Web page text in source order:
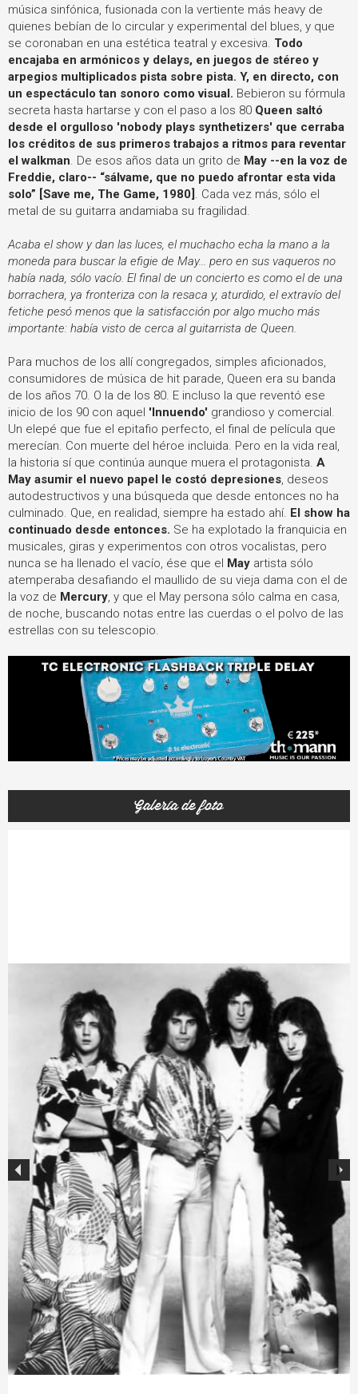
música sinfónica, fusionada con la vertiente más heavy de
quienes bebían de lo circular y experimental del blues, y que
se coronaban en una estética teatral y excesiva. Todo
encajaba en armónicos y delays, en juegos de stéreo y
arpegios multiplicados pista sobre pista. Y, en directo, con
un espectáculo tan sonoro como visual. Bebieron su fórmula
secreta hasta hartarse y con el paso a los 80 Queen saltó
desde el orgulloso 'nobody plays synthetizers' que cerraba
los créditos de sus primeros trabajos a ritmos para reventar
el walkman. De esos años data un grito de May --en la voz de
Freddie, claro-- “sálvame, que no puedo afrontar esta vida
solo” [Save me, The Game, 1980] . Cada vez más, sólo el
metal de su guitarra andamiaba su fragilidad.
Acaba el show y dan las luces, el muchacho echa la mano a la
moneda para buscar la efigie de May... pero en sus vaqueros no
había nada, sólo vacío. El final de un concierto es como el de una
borrachera, ya fronteriza con la resaca y, aturdido, el extravío del
fetiche pesó menos que la satisfacción por algo mucho más
importante: había visto de cerca al guitarrista de Queen.
Para muchos de los allí congregados, simples aficionados,
consumidores de música de hit parade, Queen era su banda
de los años 70. O la de los 80. E incluso la que reventó ese
inicio de los 90 con aquel 'Innuendo' grandioso y comercial.
Un elepé que fue el epitafio perfecto, el final de película que
merecían. Con muerte del héroe incluida. Pero en la vida real,
la historia sí que continúa aunque muera el protagonista. A
May asumir el nuevo papel le costó depresiones, deseos
autodestructivos y una búsqueda que desde entonces no ha
culminado. Que, en realidad, siempre ha estado ahí. El show ha
continuado desde entonces. Se ha explotado la franquicia en
musicales, giras y experimentos con otros vocalistas, pero
nunca se ha llenado el vacío, ése que el May artista sólo
atemperaba desafiando el maullido de su vieja dama con el de
la voz de Mercury, y que el May persona sólo calma en casa,
de noche, buscando notas entre las cuerdas o el polvo de las
estrellas con su telescopio.
Galería de foto